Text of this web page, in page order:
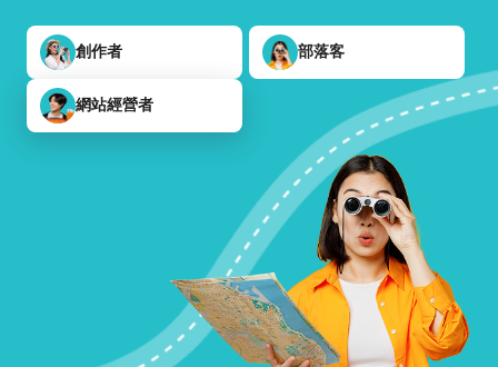
創作者 部落客
網站經營者